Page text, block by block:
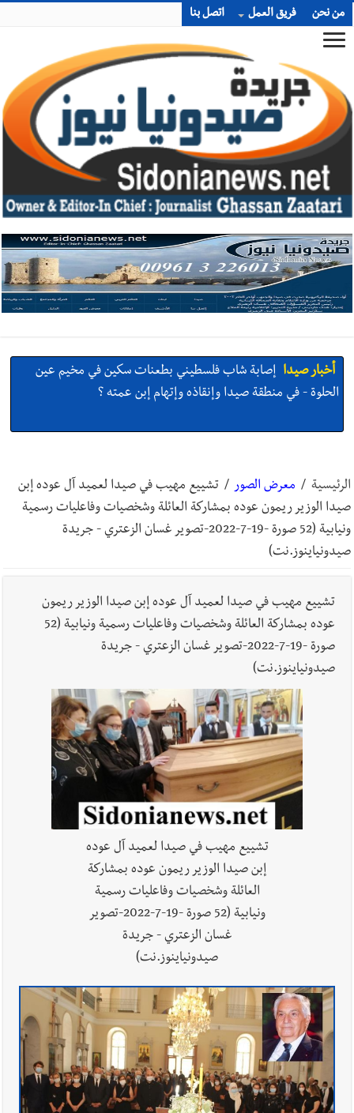
من نحن فريق العمل اتصل بنا
أخبار صيدا بالصور : غسان سركيس يرعى تخرّج فوج الفكر والإبداع
في ثانوية السفير : تعلّمت منكم حب الوطن والتمسك بالأرض ...
أخبار لبنان
مقدمات نشرات الأخبار المسائية في لبنان ليوم السبت
أخبار لبنان
خرق إسرائيلي في زوطر الغربية وساتر ترابي قبالة آخر
نقطة للجيش اللبناني
أخبار لبنان روابط القطاع العام : إضراب الاثنين احتجاجا على
تقسيط المفعول الرجعي
أخبار لبنان خلفيات توقيف السفير الفلسطيني السابق أشرف دبور:
تداخل السياسة بالقضاء ولبنان قد يسلّمه إلى السلطة
أخبار لبنان
حراك ديبلوماسي للتجديد لـ اليونيفيل .. مسؤول غربي
يُحذّر من الفراغ !
وفد المبادرة الصيداوية لرفع المظلومية زار النائب
الدكتورة غادة أيوب في منزلها
بالصور: لأوّل مرّة ما منكون سوا… معرض أرشيفي خاص
تحية من صيدا إلى الفنان المبدع الراحل زياد الرحباني: |إحتفالية
تكريمية في مركز معروف سعد الثقافي برعاية شركة الروان
أخبار صيدا إصابة شاب فلسطيني بطعنات سكين في مخيم عين
الحلوة - في منطقة صيدا وإنقاذه وإتهام إبن عمته ؟
الرئيسية / معرض الصور / تشييع مهيب في صيدا لعميد آل عوده إبن
صيدا الوزير ريمون عوده بمشاركة العائلة وشخصيات وفاعليات رسمية
ونيابية (52 صورة -19-7-2022-تصوير غسان الزعتري - جريدة
صيدونياينوز.نت)
تشييع مهيب في صيدا لعميد آل عوده إبن صيدا الوزير ريمون
عوده بمشاركة العائلة وشخصيات وفاعليات رسمية ونيابية (52
صورة -19-7-2022-تصوير غسان الزعتري - جريدة
صيدونياينوز.نت)
تشييع مهيب في صيدا لعميد آل عوده
إبن صيدا الوزير ريمون عوده بمشاركة
العائلة وشخصيات وفاعليات رسمية
ونيابية (52 صورة -19-7-2022-تصوير
غسان الزعتري - جريدة
صيدونياينوز.نت)